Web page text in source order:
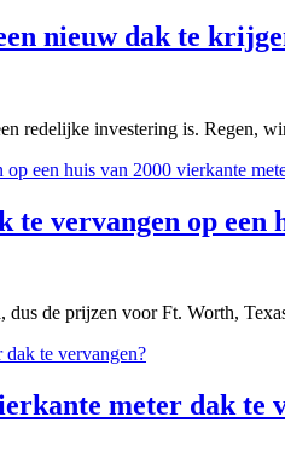
nieuw dak te
redelijke investering is. Regen,
te vervangen op
de prijzen voor Ft. Worth,
meter dak te